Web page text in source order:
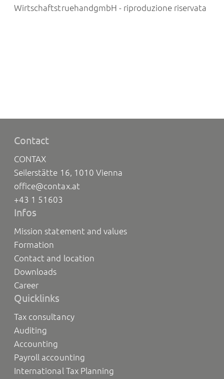
WirtschaftstruehandgmbH - riproduzione riservata
Contact
CONTAX
Seilerstätte 16, 1010 Vienna
office@contax.at
+43 1 51603
Infos
Mission statement and values
Formation
Contact and location
Downloads
Career
Quicklinks
Tax consultancy
Auditing
Accounting
Payroll accounting
International Tax Planning